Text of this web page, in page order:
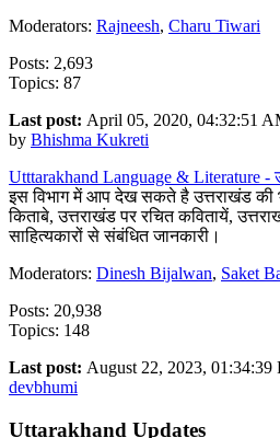
Moderators: Rajneesh, Charu Tiwari
Posts: 2,693
Topics: 87
Last post: April 05, 2020, 04:32:51
by Bhishma Kukreti
Utttarakhand Language & Literature -
इस विभाग में आप देख सकते है उत्तराखंड की
किताबे, उत्तराखंड पर रचित कवितायें,
साहित्यकारों से संबंधित जानकारी।
Moderators: Dinesh Bijalwan, Saket
Posts: 20,938
Topics: 148
Last post: August 22, 2023,
devbhumi
Uttarakhand Updates